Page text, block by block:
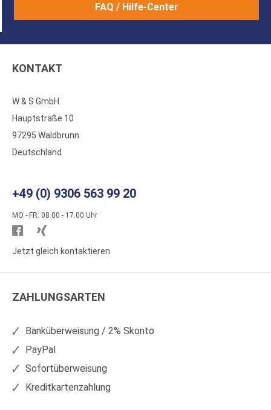
FAQ / Hilfe-Center
KONTAKT
W & S GmbH
Hauptstraße 10
97295 Waldbrunn
Deutschland
+49 (0) 9306 563 99 20
MO - FR: 08.00 - 17.00 Uhr
Besuchen
Sie
auf
Sie
auf
Jetzt gleich kontaktieren
ZAHLUNGSARTEN
Banküberweisung / 2% Skonto
PayPal
Sofortüberweisung
Kreditkartenzahlung